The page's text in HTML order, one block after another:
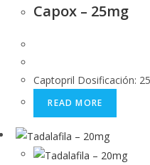
Capox – 25mg
Captopril Dosificación:
READ MORE